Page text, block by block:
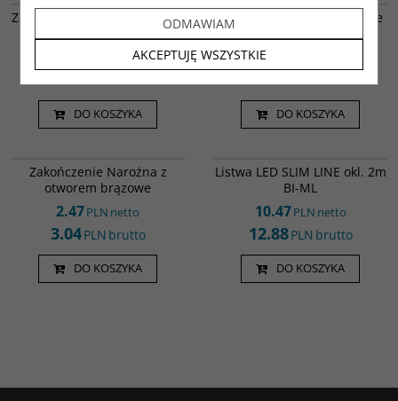
Zakończenie SLIM LINE pełne
netto
2.03PLNbrutto
DO KOSZYKA
Zakończenie Narożna pełne
2.47
3.04PLNbrutto
DO KOSZYKA
Zakończenie Narożna z
otworem brązowe
2.47PLN netto
3.04PLN brutto
DO KOSZYKA
Listwa LED SLIM LINE okl. 2m
BI-ML
10.47PLN netto
12.88PLN brutto
DO KOSZYKA
ODMAWIAM
AKCEPTUJĘ WSZYSTKIE